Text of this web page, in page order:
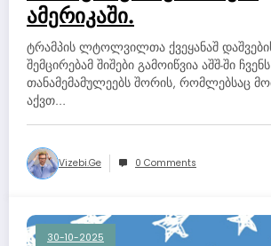
ამერიკაში.
ტრამპის ლტოლვილთა ქვეყანაშ
შემცირებამ შიშები გამოიწვია აშშ-ში ჩვენს
თანამემამულეებს შორის, რომლებსაც
აქვთ…
Vizebi.ge 0 Comments
30-10-2025